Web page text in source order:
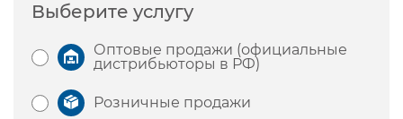
Выберите услугу
Оптовые продажи (официальные
дистрибьюторы в РФ)
Розничные продажи